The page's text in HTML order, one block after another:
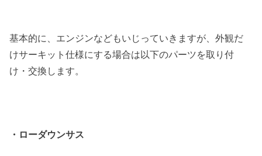
基本的に、エンジンなどもいじっていきますが、外観だ
けサーキット仕様にする場合は以下のパーツを取り付
け・交換します。
・ローダウンサス